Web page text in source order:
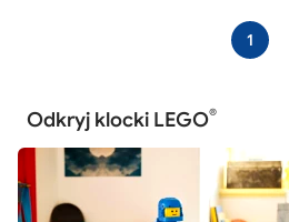
1
Odkryj klocki LEGO®